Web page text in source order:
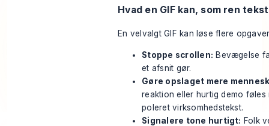
Hvad en GIF kan, som ren
En velvalgt GIF kan løse flere
Stoppe scrollen: Bevægelse
et afsnit gør.
Gøre opslaget mere
reaktion eller hurtig demo føles
poleret virksomhedstekst.
Signalere tone hurtigt: Folk